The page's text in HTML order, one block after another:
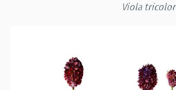
Viola tricolor